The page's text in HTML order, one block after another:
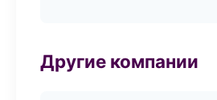
Другие компании